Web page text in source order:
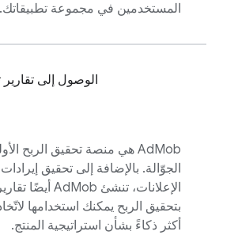
المستخدمين في مجموعة تطبيقاتك.
الوصول إلى تقارير
AdMob هي منصة تحقيق الربح
الجوّالة. بالإضافة إلى تحقيق
الإعلانات، تنشئ AdMob أيضًا
بتحقيق الربح يمكنك استخدامها
أكثر ذكاءً بشأن استراتيجية المنتج.